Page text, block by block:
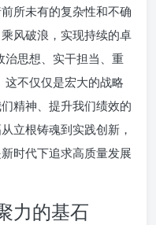
所未有的复杂性和不确
风破浪，实现持续的卓
治思想、实干担当、重
这不仅仅是宏大的战略
精神、提升我们绩效的
立根铸魂到实践创新，
时代下追求高质量发展
力的基石